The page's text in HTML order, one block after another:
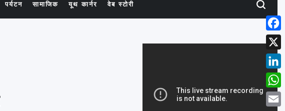
पर्यटन सामाजिक यूथ कार्नर वेब स्टोरी Search
X